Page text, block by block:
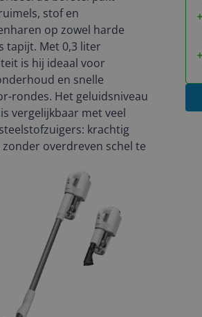
stof en
op zowel harde
tapijt. Met 0,3 liter
is hij ideaal voor
en snelle
rondes. Het geluidsniveau
vergelijkbaar met veel
krachtig
overdreven schel te